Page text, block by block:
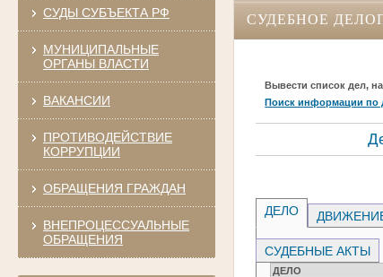
СУДЫ СУБЪЕКТА РФ
МУНИЦИПАЛЬНЫЕ
ОРГАНЫ ВЛАСТИ
ВАКАНСИИ
ПРОТИВОДЕЙСТВИЕ
КОРРУПЦИИ
ОБРАЩЕНИЯ ГРАЖДАН
ВНЕПРОЦЕССУАЛЬНЫЕ
ОБРАЩЕНИЯ
СУДЕБНОЕ
Вывести список дел,
Поиск информации по
ДЕЛО
СУДЕБНЫЕ АКТЫ
ДЕЛО